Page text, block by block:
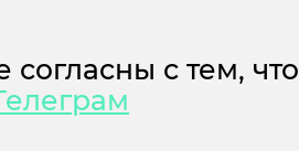
с тем, что